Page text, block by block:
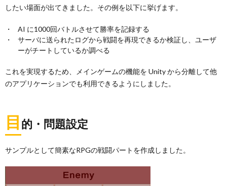
したい場面が出てきました。その例を以下に挙げます。
AI に1000回バトルさせて勝率を記録する
サーバに送られたログから戦闘を再現できるか検証し、ユーザ
ーがチートしているか調べる
これを実現するため、メインゲームの機能を Unity から分離して他
のアプリケーションでも利用できるようにしました。
目 的・問題設定
サンプルとして簡素なRPGの戦闘パートを作成しました。